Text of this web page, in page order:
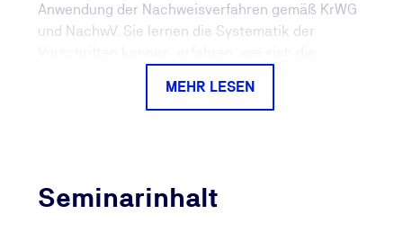
Anwendung der Nachweisverfahren gemäß KrWG
und NachwV. Sie lernen die Systematik der
Jahresmenge unterscheiden und wie Sie die jeweils
MEHR LESEN
Seminarinhalt